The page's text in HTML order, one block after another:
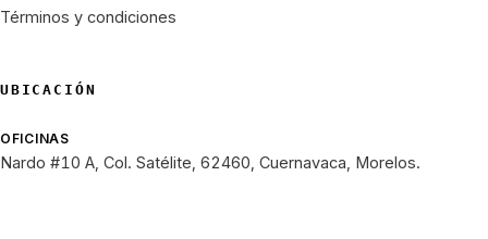
Términos y condiciones
UBICACIÓN
OFICINAS
Nardo #10 A, Col. Satélite, 62460, Cuernavaca, Morelos.